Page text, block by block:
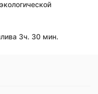
3ч. 30 мин.